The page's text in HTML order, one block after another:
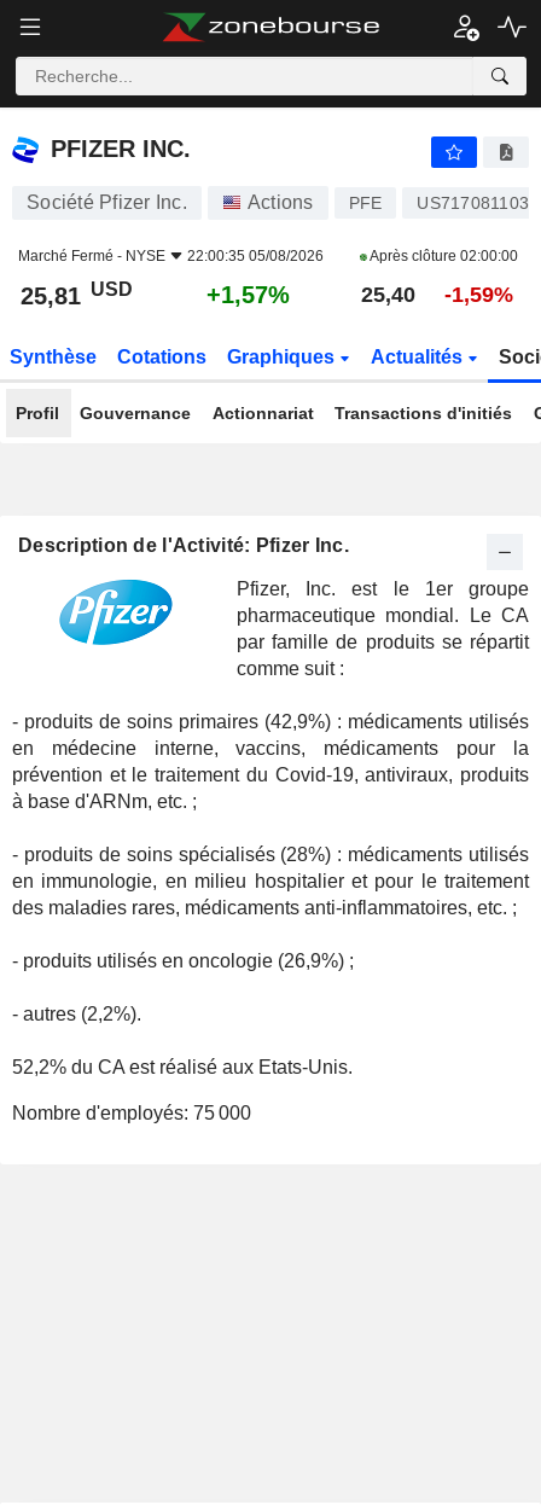
PFIZER INC.
PFIZER INC.
Société Pfizer Inc. Actions PFE US7170811035
Marché Fermé - NYSE 22:00:35 05/08/2026 Après clôture 02:00:00
25,81 USD +1,57% 25,40 -1,59%
Synthèse Cotations Graphiques Actualités
Profil Gouvernance Actionnariat Transactions d'initiés
Description de l'Activité: Pfizer Inc.
Pfizer, Inc. est le 1er groupe
pharmaceutique mondial. Le CA
par famille de produits se répartit
comme suit :
- produits de soins primaires (42,9%) : médicaments utilisés
en médecine interne, vaccins, médicaments pour la
prévention et le traitement du Covid-19, antiviraux, produits
à base d'ARNm, etc. ;
- produits de soins spécialisés (28%) : médicaments utilisés
en immunologie, en milieu hospitalier et pour le traitement
des maladies rares, médicaments anti-inflammatoires, etc. ;
- produits utilisés en oncologie (26,9%) ;
- autres (2,2%).
52,2% du CA est réalisé aux Etats-Unis.
Nombre d'employés: 75 000